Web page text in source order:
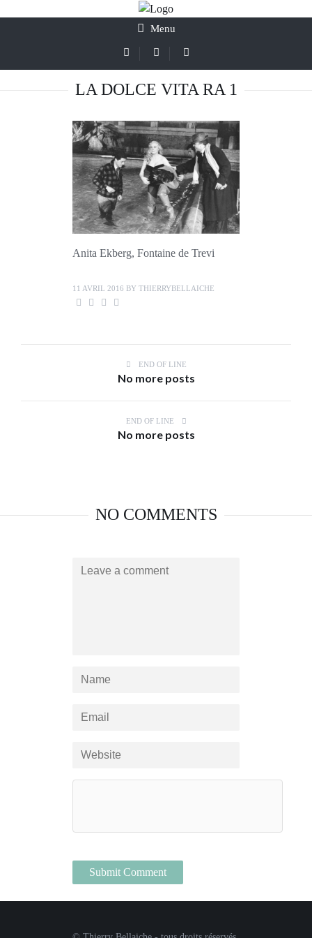
Menu
LA DOLCE VITA RA 1
Anita Ekberg, Fontaine de Trevi
11 AVRIL 2016 BY THIERRYBELLAICHE
END OF LINE
No more posts
END OF LINE
No more posts
NO COMMENTS